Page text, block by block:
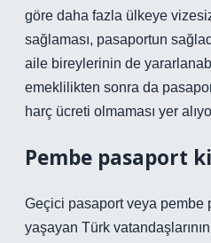
göre daha fazla ülkeye
sağlaması, pasaportun
aile bireylerinin de
emeklilikten sonra da
harç ücreti olmaması yer
Pembe pasaport
Geçici pasaport veya pembe
yaşayan Türk